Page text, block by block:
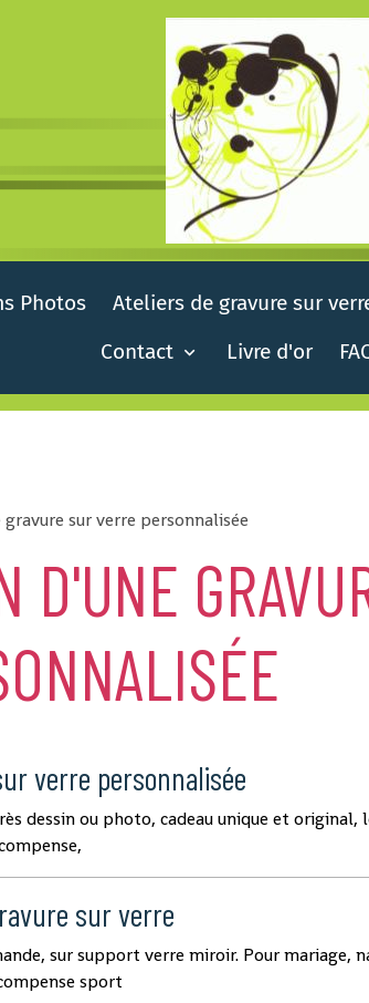
Photos Ateliers de gravure sur
Contact
Livre d'or
sur verre personnalisée
D'UNE
verre personnalisée
dessin ou photo, cadeau unique et original,
sur verre
sur support verre miroir. Pour mariage,
sport